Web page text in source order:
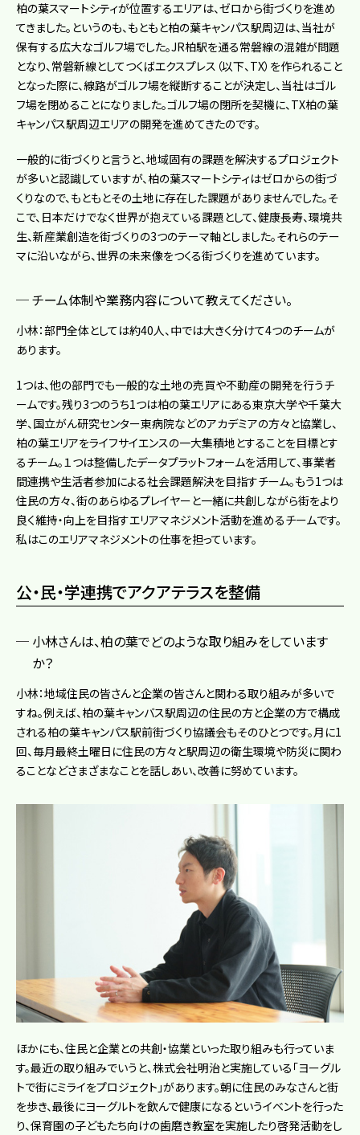
柏の葉スマートシティが位置するエリアは、ゼロから街づくりを進め
てきました。というのも、もともと柏の葉キャンパス駅周辺は、当社が
保有する広大なゴルフ場でした。JR柏駅を通る常磐線の混雑が問題
となり、常磐新線としてつくばエクスプレス（以下、TX）を作られること
となった際に、線路がゴルフ場を縦断することが決定し、当社はゴル
フ場を閉めることになりました。ゴルフ場の閉所を契機に、TX柏の葉
キャンパス駅周辺エリアの開発を進めてきたのです。
一般的に街づくりと言うと、地域固有の課題を解決するプロジェクト
が多いと認識していますが、柏の葉スマートシティはゼロからの街づ
くりなので、もともとその土地に存在した課題がありませんでした。そ
こで、日本だけでなく世界が抱えている課題として、健康長寿、環境共
生、新産業創造を街づくりの3つのテーマ軸としました。それらのテー
マに沿いながら、世界の未来像をつくる街づくりを進めています。
チーム体制や業務内容について教えてください。
小林：部門全体としては約40人、中では大きく分けて4つのチームが
あります。
1つは、他の部門でも一般的な土地の売買や不動産の開発を行うチ
ームです。残り3つのうち1つは柏の葉エリアにある東京大学や千葉大
学、国立がん研究センター東病院などのアカデミアの方々と協業し、
柏の葉エリアをライフサイエンスの一大集積地とすることを目標とす
るチーム。１つは整備したデータプラットフォームを活用して、事業者
間連携や生活者参加による社会課題解決を目指すチーム。もう1つは
住民の方々、街のあらゆるプレイヤーと一緒に共創しながら街をより
良く維持・向上を目指すエリアマネジメント活動を進めるチームです。
私はこのエリアマネジメントの仕事を担っています。
公・民・学連携でアクアテラスを整備
小林さんは、柏の葉でどのような取り組みをしています
か？
小林：地域住民の皆さんと企業の皆さんと関わる取り組みが多いで
すね。例えば、柏の葉キャンバス駅周辺の住民の方と企業の方で構成
される柏の葉キャンパス駅前街づくり協議会もそのひとつです。月に1
回、毎月最終土曜日に住民の方々と駅周辺の衛生環境や防災に関わ
ることなどさまざまなことを話しあい、改善に努めています。
ほかにも、住民と企業との共創・協業といった取り組みも行っていま
す。最近の取り組みでいうと、株式会社明治と実施している「ヨーグル
トで街にミライをプロジェクト」があります。朝に住民のみなさんと街
を歩き、最後にヨーグルトを飲んで健康になるというイベントを行った
り、保育園の子どもたち向けの歯磨き教室を実施したり啓発活動をし